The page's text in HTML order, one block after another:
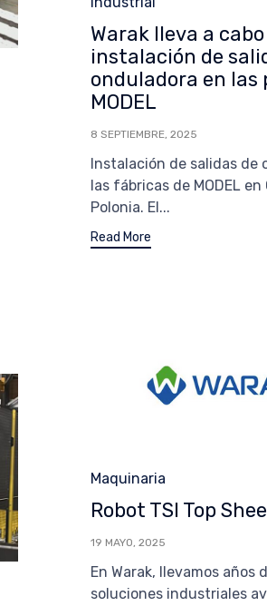
Warak lleva a
instalación de
onduladora en las
MODEL
8 SEPTIEMBRE, 2025
Instalación de salidas de
las fábricas de MODEL
Polonia. El...
Read More
Category
Maquinaria
Robot TSI Top
19 MAYO, 2025
En Warak, llevamos años
soluciones industriales